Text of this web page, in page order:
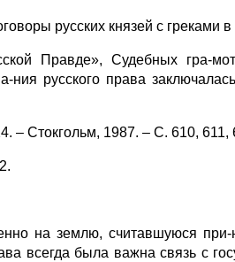
русских князей с греками в
Правде», Судебных гра-
русского права
– Стокгольм, 1987. – С. 610, 611,
на землю, считавшуюся
всегда была важна связь с